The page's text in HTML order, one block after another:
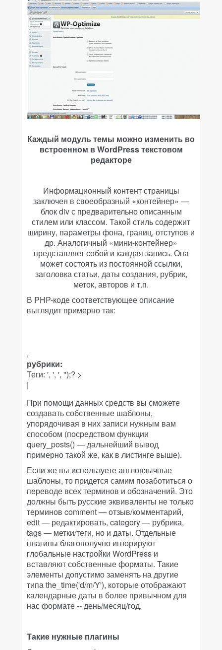
Каждый модуль темы можно изменить во
встроенном в WordPress текстовом
редакторе
Информационный контент страницы
заключен в своеобразный «контейнер» —
блок div с предварительно описанным
стилем или классом. Такой стиль содержит
ширину, параметры фона, границ, отступов и
др. Аналогичный «мини-контейнер»
представляет собой и каждая запись. Она
может состоять из постоянной ссылки,
заголовка статьи, даты создания, рубрик,
меток, авторов и т.п.
В PHP-коде соответствующее описание
выглядит примерно так:
,
рубрики:
Теги: ', ', ', '');? >
|
При помощи данных средств вы сможете
создавать собственные шаблоны,
упорядочивая в них записи нужным вам
способом (посредством функции
query_posts() — дальнейший вывод
примерно такой же, как в листинге выше).
Если же вы используете англоязычные
шаблоны, то придется самим позаботиться о
переводе всех терминов и обозначений. Это
должны быть русские эквиваленты не только
терминов comment — отзыв/комментарий,
edit — редактировать, category — рубрика,
tags — метки/теги, но и даты. Отдельные
плагины благополучно игнорируют
глобальные настройки WordPress и
вставляют собственные форматы. Такие
элементы допустимо заменять на другие
типа the_time('d/m/Y'), которые отображают
календарные даты в более привычном для
нас формате -- день/месяц/год.
Такие нужные плагины